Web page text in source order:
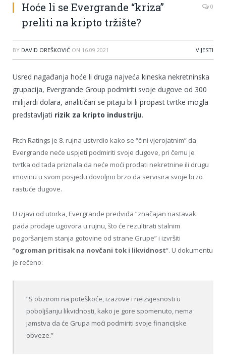
Hoće li se Evergrande “kriza”
preliti na kripto tržište?
0
BY DAVID OREŠKOVIĆ ON 16.09.2021 VIJESTI
Usred nagađanja hoće li druga najveća kineska nekretninska
grupacija, Evergrande Group podmiriti svoje dugove od 300
milijardi dolara, analitičari se pitaju bi li propast tvrtke mogla
predstavljati rizik za kripto industriju.
Fitch Ratings je 8. rujna ustvrdio kako se “čini vjerojatnim” da
Evergrande neće uspjeti podmiriti svoje dugove, pri čemu je
tvrtka od tada priznala da neće moći prodati nekretnine ili drugu
imovinu u svom posjedu dovoljno brzo da servisira svoje brzo
rastuće dugove.
U izjavi od utorka, Evergrande predviđa “značajan nastavak
pada prodaje ugovora u rujnu, što će rezultirati stalnim
pogoršanjem stanja gotovine od strane Grupe” i izvršiti
“ogroman pritisak na novčani tok i likvidnost“. U dokumentu
je rečeno:
“S obzirom na poteškoće, izazove i neizvjesnosti u
poboljšanju likvidnosti, kako je gore spomenuto, nema
jamstva da će Grupa moći podmiriti svoje financijske
obveze.”